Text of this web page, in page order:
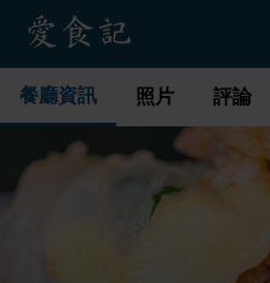
餐廳資訊 照片 評論